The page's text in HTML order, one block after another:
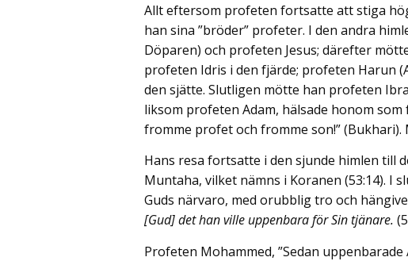
Allt eftersom profeten fortsatte att stiga
han sina ”bröder” profeter. I den andra
Döparen) och profeten Jesus; därefter
profeten Idris i den fjärde; profeten Harun
den sjätte. Slutligen mötte han profeten
liksom profeten Adam, hälsade honom
fromme profet och fromme son!”
Hans resa fortsatte i den sjunde himlen till
Muntaha, vilket nämns i Koranen (53:14). I
Guds närvaro, med orubblig tro och
[Gud] det han ville uppenbara för Sin tjänare.
Profeten Mohammed, ”Sedan